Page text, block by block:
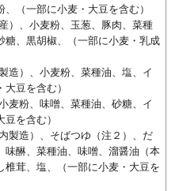
（一部に小麦・大豆を含む）
）、小麦粉、玉葱、豚肉、菜種
糖、黒胡椒、（一部に小麦・乳成
造）、小麦粉、菜種油、塩、イ
豆を含む）
麦粉、味噌、菜種油、砂糖、イ
を含む）
製造）、そばつゆ（注２）、だ
味醂、菜種油、味噌、溜醤油（本
茸、塩、（一部に小麦・大豆を